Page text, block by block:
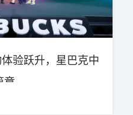
验跃升，星巴克中
章